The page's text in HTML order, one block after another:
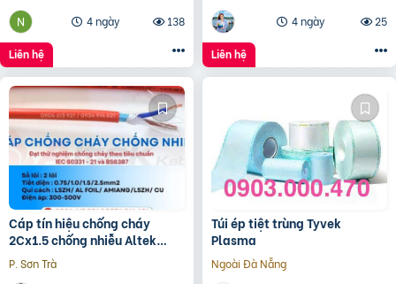
4 ngày
138
Liên hệ
4 ngày
25
Liên hệ
Cáp tín hiệu chống cháy
2Cx1.5 chống nhiễu Altek
Kabel – phân phối Hà Nội, Đà
Nẵng, HCM
P. Sơn Trà
Túi ép tiệt trùng Tyvek
Plasma
Ngoài Đà Nẵng